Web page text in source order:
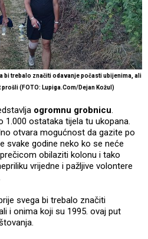
bi trebalo značiti odavanje počasti ubijenima, ali
(FOTO: Lupiga.Com/Dejan Kožul)
ogromnu grobnicu.
1.000 ostataka tijela tu ukopana.
otvara mogućnost da gazite po
svake godine neko ko se neće
obilaziti kolonu i tako
vrijedne i pažljive volontere
svega bi trebalo značiti
i onima koji su 1995. ovaj put